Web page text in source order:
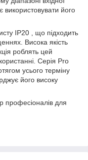
використовувати його
IP20 , що підходить
Висока якість
роблять цей
Серія Pro
усього терміну
його високу
професіоналів для